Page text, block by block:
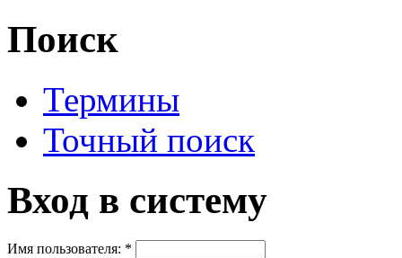
Поиск
Термины
Точный поиск
Вход в систему
Имя пользователя: *